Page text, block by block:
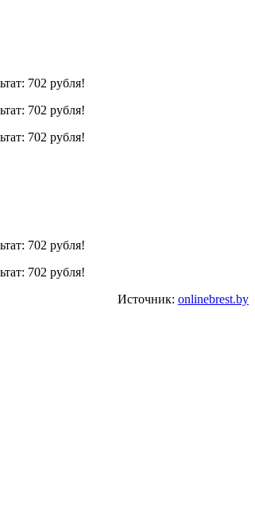
Источник: onlinebrest.by